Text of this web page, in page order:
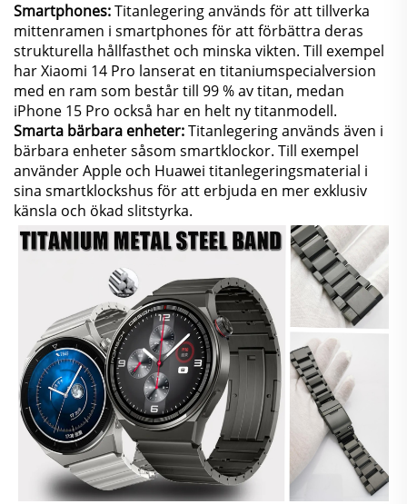
Smartphones:Titanlegering används för att tillverka
mittenramen i smartphones för att förbättra deras
strukturella hållfasthet och minska vikten. Till exempel
har Xiaomi 14 Pro lanserat en titaniumspecialversion
med en ram som består till 99 % av titan, medan
iPhone 15 Pro också har en helt ny titanmodell.
Smarta bärbara enheter:Titanlegering används även i
bärbara enheter såsom smartklockor. Till exempel
använder Apple och Huawei titanlegeringsmaterial i
sina smartklockshus för att erbjuda en mer exklusiv
känsla och ökad slitstyrka.